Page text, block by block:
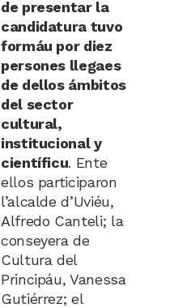
de presentar la
candidatura tuvo
formáu por diez
persones llegaes
de dellos ámbitos
del sector
cultural,
institucional y
científicu. Ente
ellos participaron
l’alcalde d’Uviéu,
Alfredo Canteli; la
conseyera de
Cultura del
Principáu, Vanessa
Gutiérrez; el